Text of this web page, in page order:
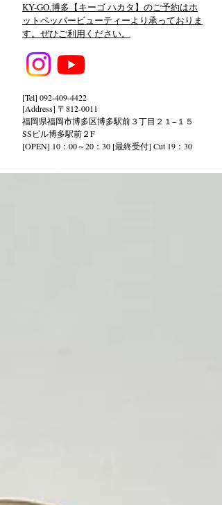
KY-GO.博多【キーゴ ハカタ】のご予約はホ
ットペッパービューティーより承っておりま
す。ぜひご利用ください。
[Tel] 092-409-4422
[Address] 〒812-0011
福岡県福岡市博多区博多駅前３丁目２１−１５
SSビル博多駅前２F
[OPEN] 10：00～20：30 [最終受付] Cut 19：30